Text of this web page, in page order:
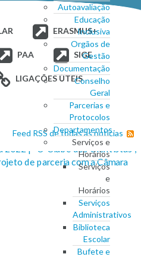
Autoavaliação
Educação
Inclusiva
Orgãos de
Gestão
Documentação
Conselho
Geral
Parcerias e
Protocolos
Departamentos
Serviços e
Horários
Serviços
e
Horários
Serviços
Administrativos
Biblioteca
Escolar
Bufete e
ERASMUS+
PAA SIGE
LIGAÇÕES ÚTEIS
Feed RSS de todas as notícias